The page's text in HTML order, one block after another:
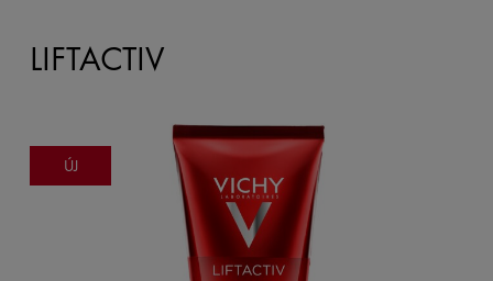
LIFTACTIV
ÚJ